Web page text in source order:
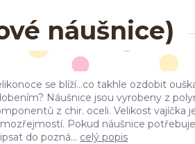
náušnice)
se blíží...co takhle ozdobit
Náušnice jsou vyrobeny z
z chir. oceli. Velikost vajíčka
Pokud náušnice
do pozná... celý popis